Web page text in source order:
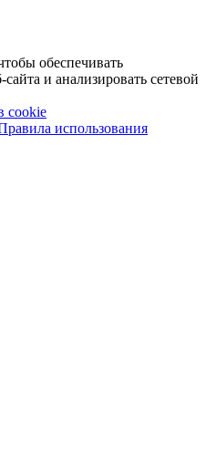
обеспечивать
и анализировать сетевой
cookie
использования